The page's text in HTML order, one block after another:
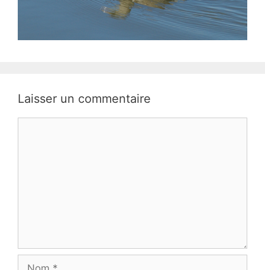
Laisser un commentaire